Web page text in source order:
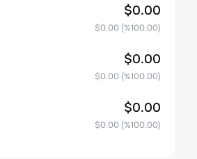
$0.00
$0.00(%100.00)
$0.00
$0.00(%100.00)
$0.00
$0.00(%100.00)